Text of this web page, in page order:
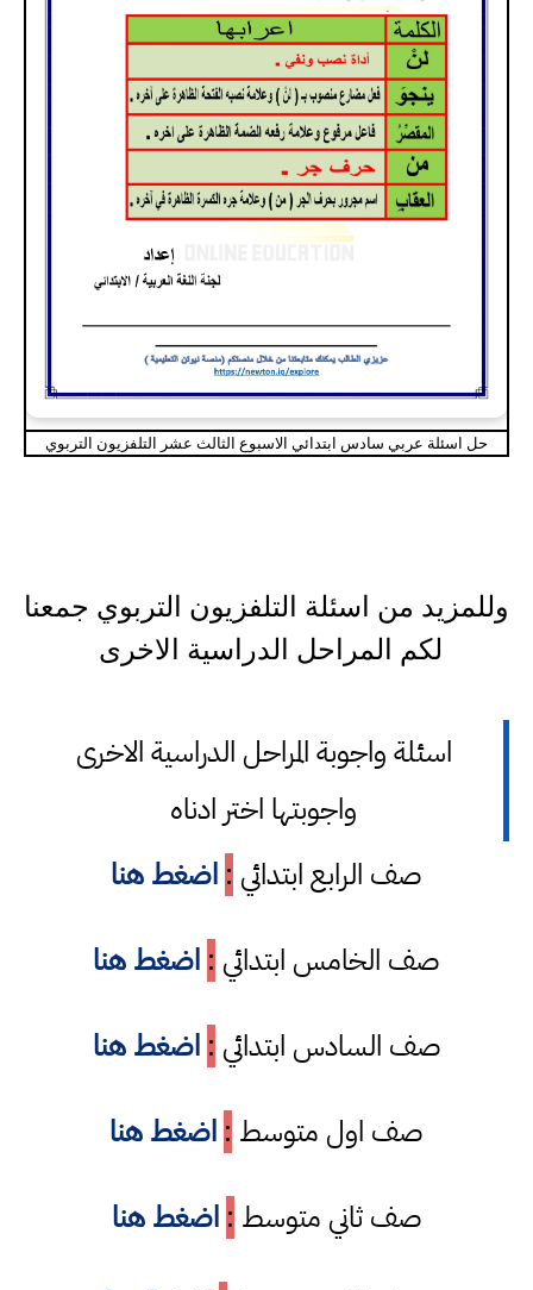
حل اسئلة عربي سادس ابتدائي الاسبوع الثالث عشر التلفزيون التربوي
وللمزيد من اسئلة التلفزيون التربوي جمعنا
لكم المراحل الدراسية الاخرى
اسئلة واجوبة المراحل الدراسية الاخرى
واجوبتها اختر ادناه
صف الرابع ابتدائي : اضغط هنا
صف الخامس ابتدائي : اضغط هنا
صف السادس ابتدائي : اضغط هنا
صف اول متوسط : اضغط هنا
صف ثاني متوسط : اضغط هنا